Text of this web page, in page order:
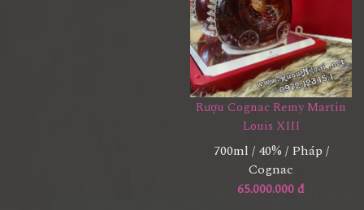
Rượu Cognac Remy Martin
Louis XIII
700ml / 40% / Pháp /
Cognac
65.000.000 đ